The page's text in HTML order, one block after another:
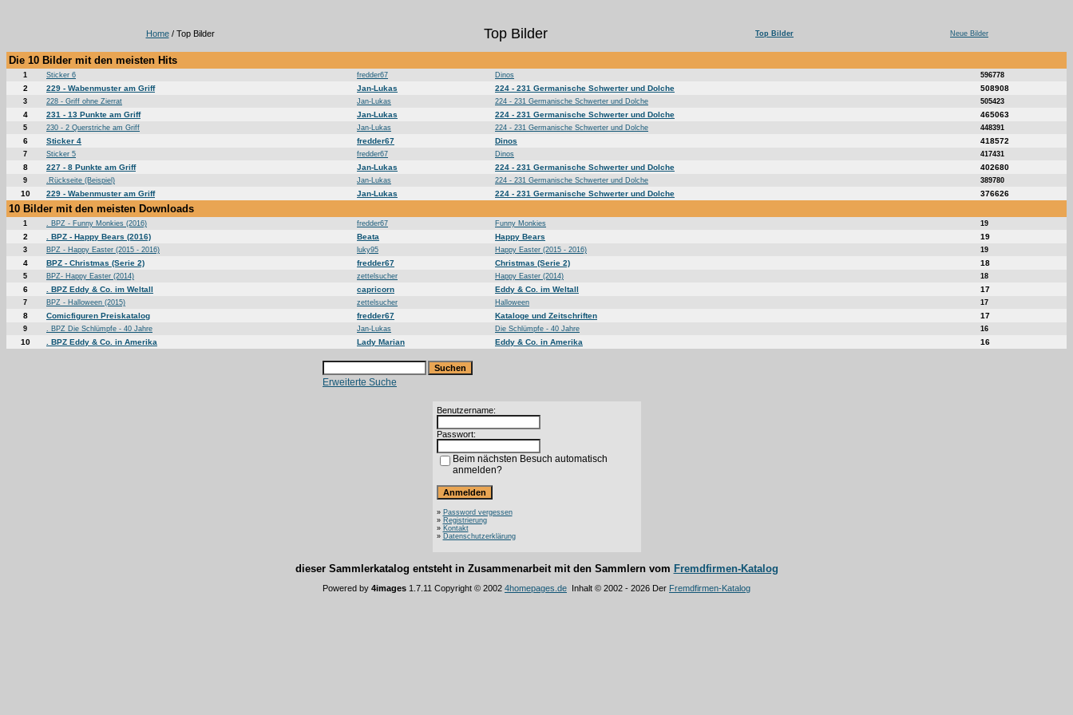
Home/ Top Bilder Top Bilder Top Bilder Neue Bilder
Die 10 Bilder mit den meisten Hits
1 Sticker 6 fredder67 Dinos 596778
2 229 - Wabenmuster am Griff Jan-Lukas 224 - 231 Germanische Schwerter und Dolche 508908
3 228 - Griff ohne Zierrat Jan-Lukas 224 - 231 Germanische Schwerter und Dolche 505423
4 231 - 13 Punkte am Griff Jan-Lukas 224 - 231 Germanische Schwerter und Dolche 465063
5 230 - 2 Querstriche am Griff Jan-Lukas 224 - 231 Germanische Schwerter und Dolche 448391
6 Sticker 4 fredder67 Dinos 418572
7 Sticker 5 fredder67 Dinos 417431
8 227 - 8 Punkte am Griff Jan-Lukas 224 - 231 Germanische Schwerter und Dolche 402680
9 .Rückseite (Beispiel) Jan-Lukas 224 - 231 Germanische Schwerter und Dolche 389780
10 229 - Wabenmuster am Griff Jan-Lukas 224 - 231 Germanische Schwerter und Dolche 376626
10 Bilder mit den meisten Downloads
1 . BPZ - Funny Monkies (2016) fredder67 Funny Monkies 19
2 . BPZ - Happy Bears (2016) Beata Happy Bears 19
3 BPZ - Happy Easter (2015 - 2016) luky95 Happy Easter (2015 - 2016) 19
4 BPZ - Christmas (Serie 2) fredder67 Christmas (Serie 2) 18
5 BPZ- Happy Easter (2014) zettelsucher Happy Easter (2014) 18
6 . BPZ Eddy & Co. im Weltall capricorn Eddy & Co. im Weltall 17
7 BPZ - Halloween (2015) zettelsucher Halloween 17
8 Comicfiguren Preiskatalog fredder67 Kataloge und Zeitschriften 17
9 . BPZ Die Schlümpfe - 40 Jahre Jan-Lukas Die Schlümpfe - 40 Jahre 16
10 . BPZ Eddy & Co. in Amerika Lady Marian Eddy & Co. in Amerika 16
Erweiterte Suche
Benutzername:
Passwort:
Beim nächsten Besuch automatisch
anmelden?
» Password vergessen
» Registrierung
» Kontakt
» Datenschutzerklärung
dieser Sammlerkatalog entsteht in Zusammenarbeit mit den Sammlern vom Fremdfirmen-Katalog
Powered by 4images 1.7.11 Copyright © 2002 4homepages.de Inhalt © 2002 - 2026 Der Fremdfirmen-Katalog